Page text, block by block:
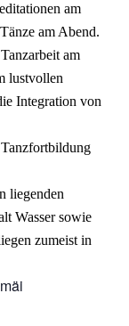
am
am Abend.
am
lustvollen
Integration von
liegenden
Wasser sowie
zumeist in